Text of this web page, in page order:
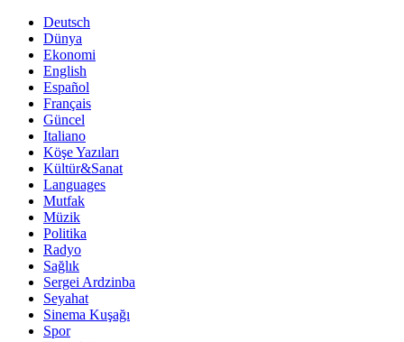
Deutsch
Dünya
Ekonomi
English
Español
Français
Güncel
Italiano
Köşe Yazıları
Kültür&Sanat
Languages
Mutfak
Müzik
Politika
Radyo
Sağlık
Sergei Ardzinba
Seyahat
Sinema Kuşağı
Spor